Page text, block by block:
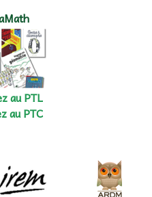
au PTL
au PTC